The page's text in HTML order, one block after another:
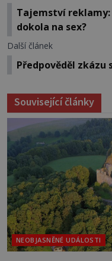
Tajemství
dokola na sex?
Další článek
Předpověděl zkázu
Související články
NEOBJASNĚNÉ UDÁLOSTI